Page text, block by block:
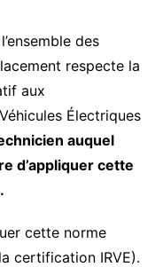
des
respecte la
aux
Électriques
auquel
d’appliquer cette
cette norme
certification IRVE).